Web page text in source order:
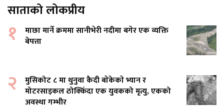
साताको लोकप्रीय
१
माछा मार्ने क्रममा सानीभेरी नदीमा बगेर एक व्यक्ति
बेपत्ता
२
मुसिकोट ८ मा थुनुवा कैदी बाेकेकाे भ्यान र
मोटरसाइकल ठोक्किँदा एक युवकको मृत्यु, एकको
अवस्था गम्भीर